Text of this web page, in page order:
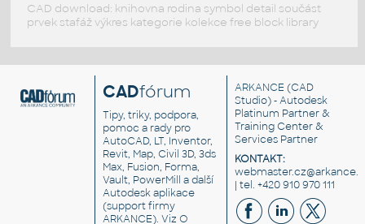
CAD download: knihovna rodina symbol detail součást
prvek stafáž výkres kategorie kolekce free block library
CADfórum
Tipy, triky, podpora,
pomoc a rady pro
AutoCAD, LT, Inventor,
Revit, Map, Civil 3D, 3ds
Max, Fusion, Forma,
Vault, PowerMill a další
Autodesk aplikace
(support firmy
ARKANCE). VizO
ARKANCE (CAD
Studio) - Autodesk
Platinum Partner &
Training Center &
Services Partner
KONTAKT:
| tel. +420 910 970 111